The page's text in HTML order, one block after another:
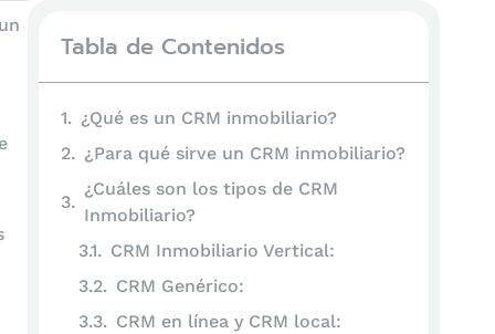
Tabla de Contenidos
¿Qué es un CRM inmobiliario?
¿Para qué sirve un CRM inmobiliario?
¿Cuáles son los tipos de CRM
Inmobiliario?
CRM Inmobiliario Vertical:
CRM Genérico:
CRM en línea y CRM local: